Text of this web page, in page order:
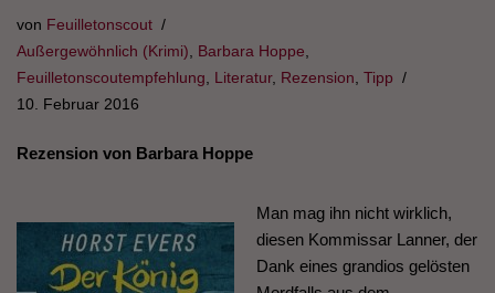
von Feuilletonscout
Außergewöhnlich (Krimi)
Barbara Hoppe
Feuilletonscoutempfehlung
Literatur, Rezension Tipp
10. Februar 2016
Rezension von Barbara Hoppe
Man mag ihn nicht wirklich,
diesen Kommissar Lanner, der
Dank eines grandios gelösten